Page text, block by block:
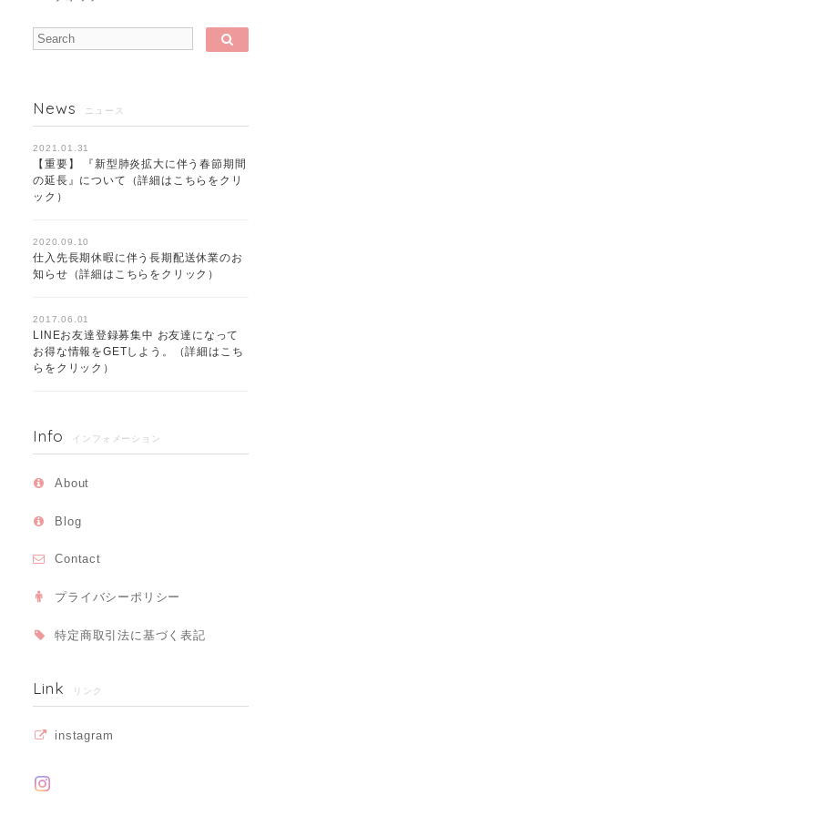
News ニュース
2021.01.31
【重要】 『新型肺炎拡大に伴う春節期間
の延長』について（詳細はこちらをクリ
ック）
2020.09.10
仕入先長期休暇に伴う長期配送休業のお
知らせ（詳細はこちらをクリック）
2017.06.01
LINEお友達登録募集中 お友達になって
お得な情報をGETしよう。（詳細はこち
らをクリック）
Info インフォメーション
About
Blog
Contact
プライバシーポリシー
特定商取引法に基づく表記
Link リンク
instagram